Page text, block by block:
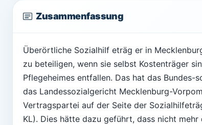
Zusammenfassung
Überörtliche Sozialhilf eträg er in
zu beteiligen, wenn sie selbst Kostenträger
Pflegeheimes entfallen. Das hat das
das Landessozialgericht Mecklenburg-
Vertragspartei auf der Seite der
KL). Dies hätte dazu geführt, dass nicht